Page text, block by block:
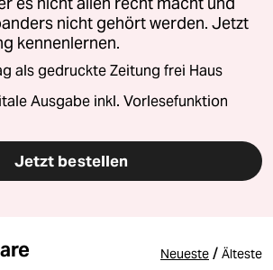
nicht gehört werden. Jetzt
kennenlernen.
als gedruckte Zeitung frei Haus
Ausgabe inkl. Vorlesefunktion
Jetzt bestellen
Neueste / Älteste